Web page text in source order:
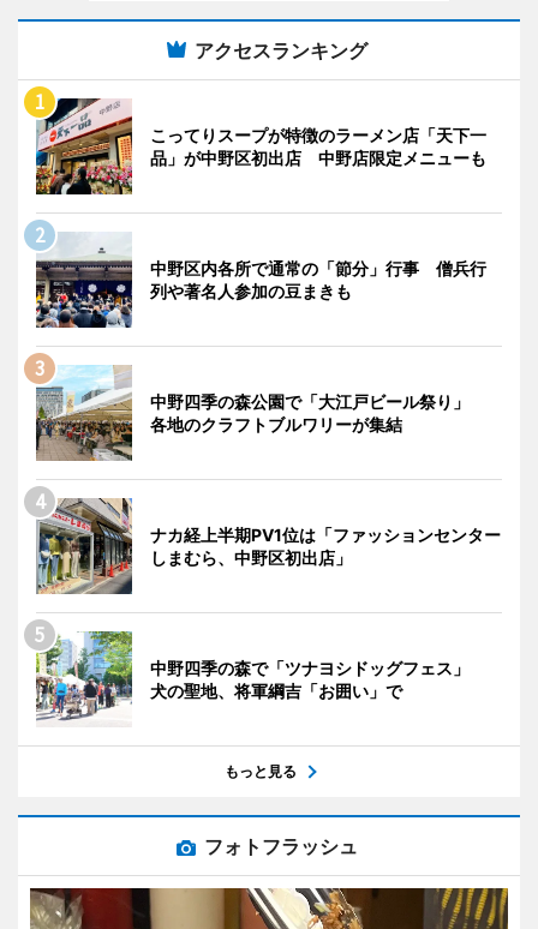
アクセスランキング
こってりスープが特徴のラーメン店「天下一
品」が中野区初出店 中野店限定メニューも
中野区内各所で通常の「節分」行事 僧兵行
列や著名人参加の豆まきも
中野四季の森公園で「大江戸ビール祭り」
各地のクラフトブルワリーが集結
ナカ経上半期PV1位は「ファッションセンター
しまむら、中野区初出店」
中野四季の森で「ツナヨシドッグフェス」
犬の聖地、将軍綱吉「お囲い」で
もっと見る
フォトフラッシュ